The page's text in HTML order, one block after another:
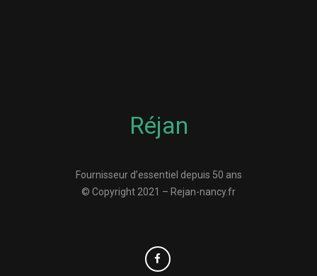
Réjan
Fournisseur d’essentiel depuis 50 ans
© Copyright 2021 – Rejan-nancy.fr